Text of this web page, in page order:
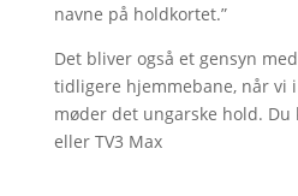
navne på holdkortet.”
Det bliver også et gensyn
tidligere hjemmebane, når vi
møder det ungarske hold. Du
eller TV3 Max